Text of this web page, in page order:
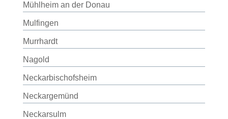
Mühlheim an der Donau
Mulfingen
Murrhardt
Nagold
Neckarbischofsheim
Neckargemünd
Neckarsulm